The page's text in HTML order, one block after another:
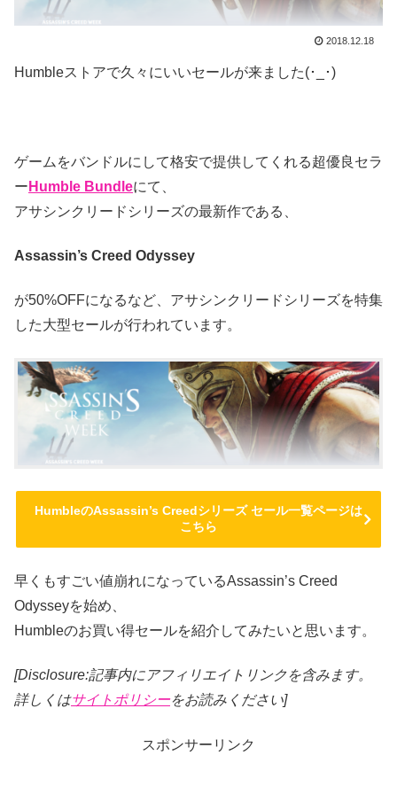
2018.12.18
Humbleストアで久々にいいセールが来ました(･_･)
ゲームをバンドルにして格安で提供してくれる超優良セラ
ー Humble Bundleにて、
アサシンクリードシリーズの最新作である、
Assassin’s Creed Odyssey
が50%OFFになるなど、アサシンクリードシリーズを特集
した大型セールが行われています。
HumbleのAssassin’s Creedシリーズ セール一覧ページは
こちら
早くもすごい値崩れになっているAssassin’s Creed
Odysseyを始め、
Humbleのお買い得セールを紹介してみたいと思います。
[Disclosure:記事内にアフィリエイトリンクを含みます。
詳しくはサイトポリシーをお読みください]
スポンサーリンク